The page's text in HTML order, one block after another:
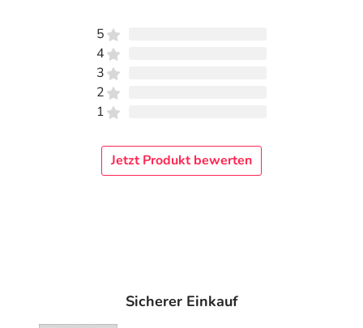
5
4
3
2
1
Jetzt Produkt bewerten
Sicherer Einkauf